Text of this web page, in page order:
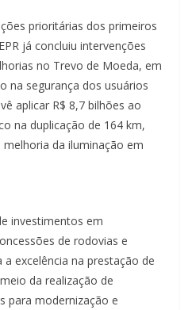
prioritárias dos primeiros
já concluiu intervenções
no Trevo de Moeda, em
na segurança dos usuários
aplicar R$ 8,7 bilhões ao
na duplicação de 164 km,
da iluminação em
investimentos em
de rodovias e
excelência na prestação de
da realização de
para modernização e